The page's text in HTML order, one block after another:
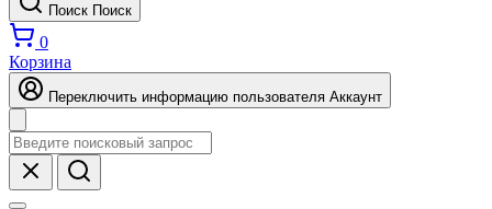
Поиск Поиск
0
Корзина
Переключить информацию пользователя Аккаунт